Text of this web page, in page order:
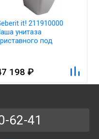
it! 211910000
унитаза
под
198 ₽
62-41